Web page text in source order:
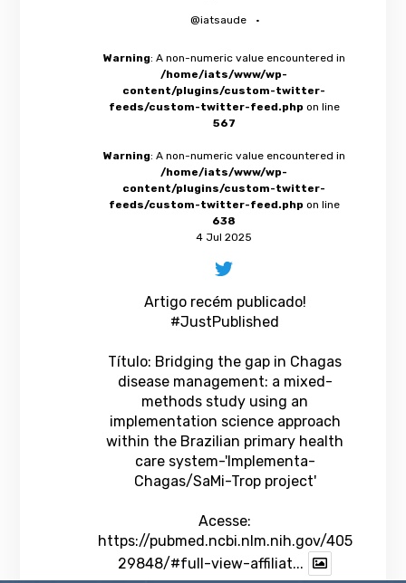
@iatsaude ·
Warning: A non-numeric value encountered in
/home/iats/www/wp-
content/plugins/custom-twitter-
feeds/custom-twitter-feed.php on line
567
Warning: A non-numeric value encountered in
/home/iats/www/wp-
content/plugins/custom-twitter-
feeds/custom-twitter-feed.php on line
638
4 Jul 2025
Artigo recém publicado!
#JustPublished
Título: Bridging the gap in Chagas
disease management: a mixed-
methods study using an
implementation science approach
within the Brazilian primary health
care system-'Implementa-
Chagas/SaMi-Trop project'
Acesse:
https://pubmed.ncbi.nlm.nih.gov/405
29848/#full-view-affiliat...